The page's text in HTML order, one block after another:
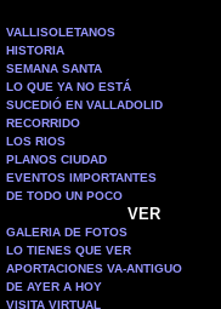
VALLISOLETANOS
HISTORIA
SEMANA SANTA
LO QUE YA NO ESTÁ
SUCEDIÓ EN VALLADOLID
RECORRIDO
LOS RIOS
PLANOS CIUDAD
EVENTOS IMPORTANTES
DE TODO UN POCO
VER
GALERIA DE FOTOS
LO TIENES QUE VER
APORTACIONES VA-ANTIGUO
DE AYER A HOY
VISITA VIRTUAL